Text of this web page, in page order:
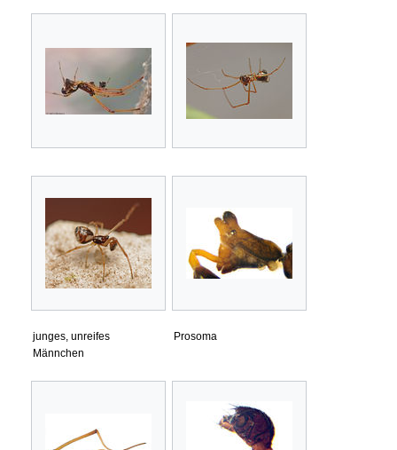
junges, unreifes
Männchen
Prosoma